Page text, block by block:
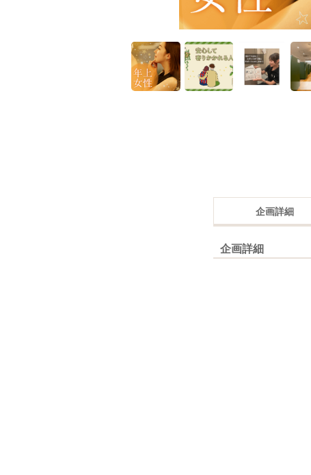
企画詳細
企画詳細